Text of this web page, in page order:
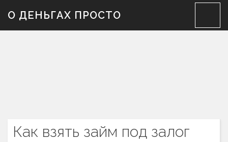
О ДЕНЬГАХ ПРОСТО
Как взять займ под залог